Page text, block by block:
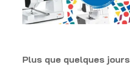
Plus que quelques jours